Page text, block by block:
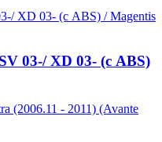
03-/ XD 03- (с ABS)